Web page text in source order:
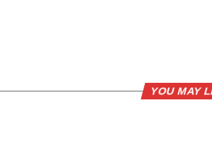
YOU MAY